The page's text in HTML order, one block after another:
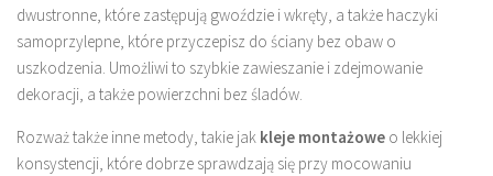
dwustronne, które zastępują gwoździe i wkręty, a także haczyki
samoprzylepne, które przyczepisz do ściany bez obaw o
uszkodzenia. Umożliwi to szybkie zawieszanie i zdejmowanie
dekoracji, a także powierzchni bez śladów.
Rozważ także inne metody, takie jak kleje montażowe o lekkiej
konsystencji, które dobrze sprawdzają się przy mocowaniu